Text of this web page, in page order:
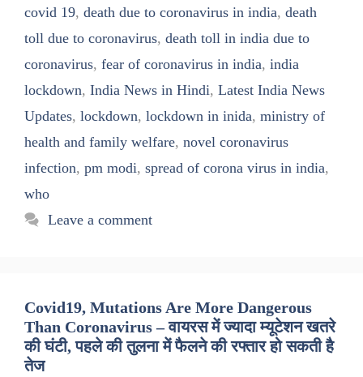
covid 19, death due to coronavirus in india, death
toll due to coronavirus, death toll in india due to
coronavirus, fear of coronavirus in india, india
lockdown, India News in Hindi, Latest India News
Updates, lockdown, lockdown in inida, ministry of
health and family welfare, novel coronavirus
infection, pm modi, spread of corona virus in india,
who
Leave a comment
Covid19, Mutations Are More Dangerous
Than Coronavirus – वायरस में ज्यादा म्यूटेशन खतरे
की घंटी, पहले की तुलना में फैलने की रफ्तार हो सकती है
तेज